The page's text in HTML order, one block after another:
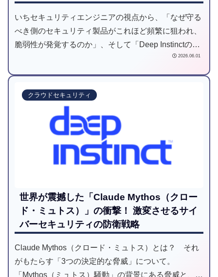
いちセキュリティエンジニアの視点から、「なぜ守る
べき側のセキュリティ製品がこれほど頻繁に狙われ、
脆弱性が発覚するのか」、そして「Deep Instinctのよ
うな新興のディープラーニング特化型製品は同様の攻
たいと思います。
2026.06.01
クラウドセキュリティ
世界が震撼した「Claude Mythos（クロー
ド・ミュトス）」の衝撃！ 激変させるサイ
バーセキュリティの防衛戦略
Claude Mythos（クロード・ミュトス）とは？ それ
がもたらす「3つの決定的な脅威」について。
「Mythos（ミュトス）騒動」の背景にある脅威と、